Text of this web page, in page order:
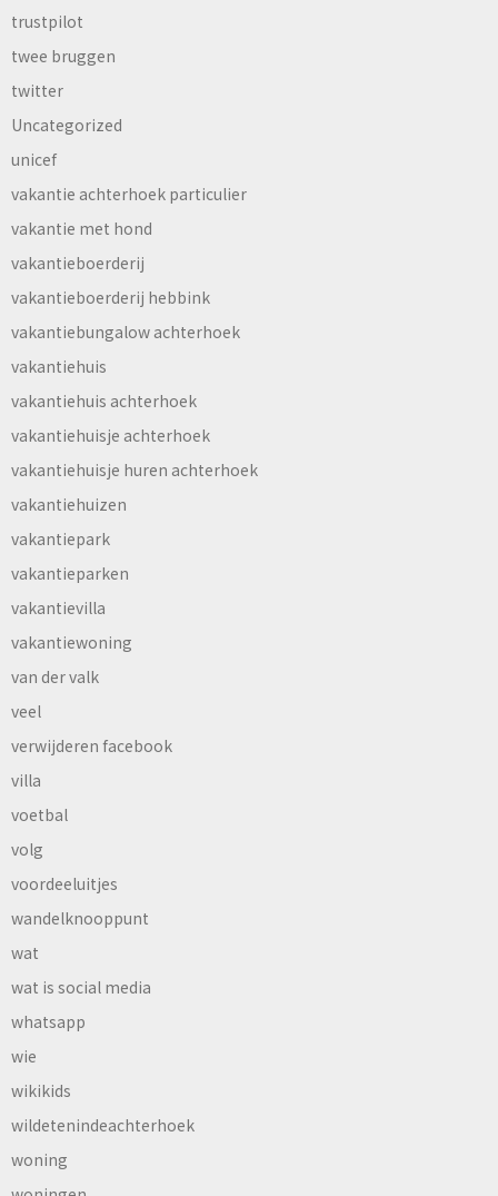
trustpilot
twee bruggen
twitter
Uncategorized
unicef
vakantie achterhoek particulier
vakantie met hond
vakantieboerderij
vakantieboerderij hebbink
vakantiebungalow achterhoek
vakantiehuis
vakantiehuis achterhoek
vakantiehuisje achterhoek
vakantiehuisje huren achterhoek
vakantiehuizen
vakantiepark
vakantieparken
vakantievilla
vakantiewoning
van der valk
veel
verwijderen facebook
villa
voetbal
volg
voordeeluitjes
wandelknooppunt
wat
wat is social media
whatsapp
wie
wikikids
wildetenindeachterhoek
woning